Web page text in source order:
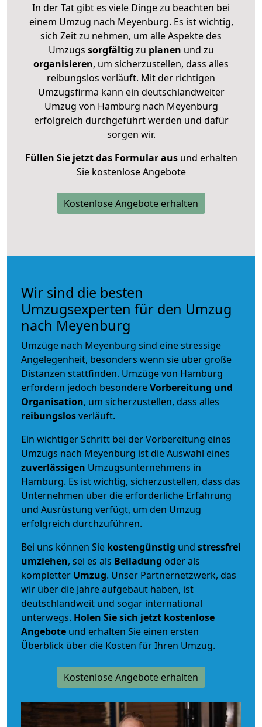
In der Tat gibt es viele Dinge zu beachten bei
einem Umzug nach Meyenburg. Es ist wichtig,
sich Zeit zu nehmen, um alle Aspekte des
Umzugs sorgfältig zu planen und zu
organisieren, um sicherzustellen, dass alles
reibungslos verläuft. Mit der richtigen
Umzugsfirma kann ein deutschlandweiter
Umzug von Hamburg nach Meyenburg
erfolgreich durchgeführt werden und dafür
sorgen wir.
Füllen Sie jetzt das Formular ausund erhalten
Sie kostenlose Angebote
Kostenlose Angebote erhalten
Wir sind die besten
Umzugsexperten für den Umzug
nach Meyenburg
Umzüge nach Meyenburg sind eine stressige
Angelegenheit, besonders wenn sie über große
Distanzen stattfinden. Umzüge von Hamburg
erfordern jedoch besondereVorbereitung und
Organisation, um sicherzustellen, dass alles
reibungslosverläuft.
Ein wichtiger Schritt bei der Vorbereitung eines
Umzugs nach Meyenburg ist die Auswahl eines
zuverlässigen Umzugsunternehmens in
Hamburg. Es ist wichtig, sicherzustellen, dass das
Unternehmen über die erforderliche Erfahrung
und Ausrüstung verfügt, um den Umzug
erfolgreich durchzuführen.
Bei uns können Sie kostengünstig und stressfrei
umziehen, sei es als Beiladung oder als
kompletter Umzug. Unser Partnernetzwerk, das
wir über die Jahre aufgebaut haben, ist
deutschlandweit und sogar international
unterwegs. Holen Sie sich jetzt kostenlose
Angebote und erhalten Sie einen ersten
Überblick über die Kosten für Ihren Umzug.
Kostenlose Angebote erhalten